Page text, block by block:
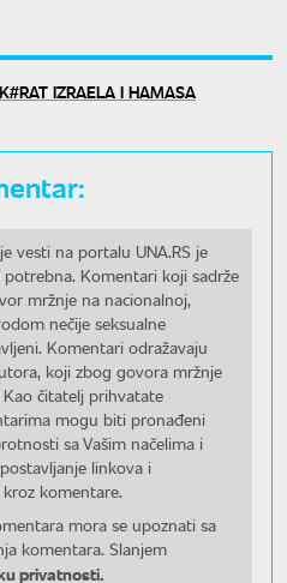
RAT IZRAELA I HAMASA
vesti na portalu UNA.RS je
Komentari koji sadrže
mržnje na nacionalnoj,
nečije seksualne
Komentari odražavaju
koji zbog govora mržnje
čitatelj prihvatate
mogu biti pronađeni
sa Vašim načelima i
linkova i
komentare.
mora se upoznati sa
komentara. Slanjem
privatnosti.